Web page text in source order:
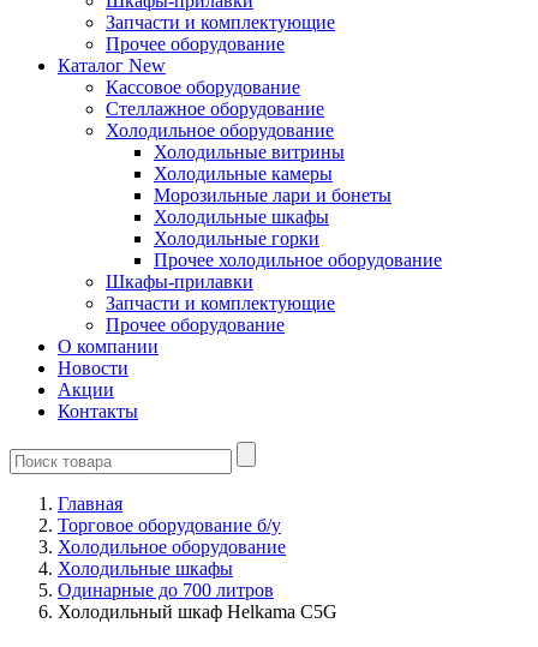
Запчасти и комплектующие
Прочее оборудование
Каталог New
Кассовое оборудование
Стеллажное оборудование
Холодильное оборудование
Холодильные витрины
Холодильные камеры
Морозильные лари и бонеты
Холодильные шкафы
Холодильные горки
Прочее холодильное оборудование
Шкафы-прилавки
Запчасти и комплектующие
Прочее оборудование
О компании
Новости
Акции
Контакты
Главная
Торговое оборудование б/у
Холодильное оборудование
Холодильные шкафы
Одинарные до 700 литров
Холодильный шкаф Helkama C5G